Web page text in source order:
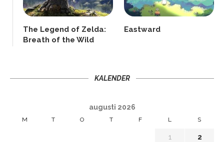
The Legend of Zelda:
Breath of the Wild
Eastward
KALENDER
augusti 2026
M T O T F L S
1
2